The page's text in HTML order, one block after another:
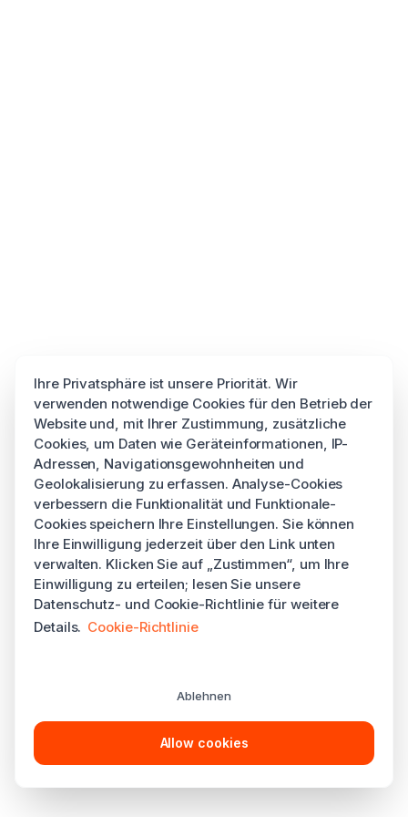
Ihre Privatsphäre ist unsere Priorität. Wir
verwenden notwendige Cookies für den Betrieb der
Website und, mit Ihrer Zustimmung, zusätzliche
Cookies, um Daten wie Geräteinformationen, IP-
Adressen, Navigationsgewohnheiten und
Geolokalisierung zu erfassen. Analyse-Cookies
verbessern die Funktionalität und Funktionale-
Cookies speichern Ihre Einstellungen. Sie können
Ihre Einwilligung jederzeit über den Link unten
verwalten. Klicken Sie auf „Zustimmen“, um Ihre
Einwilligung zu erteilen; lesen Sie unsere
Datenschutz- und Cookie-Richtlinie für weitere
Details. Cookie-Richtlinie
Ablehnen
Allow cookies